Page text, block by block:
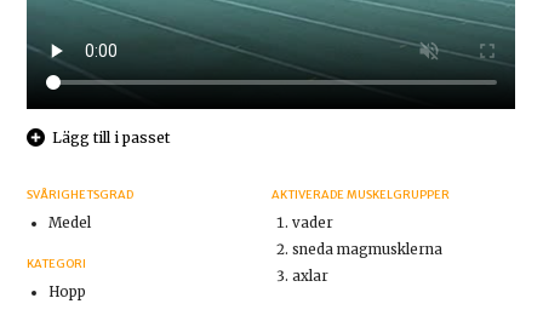
Lägg till i passet
SVÅRIGHETSGRAD
Medel
KATEGORI
Hopp
AKTIVERADE MUSKELGRUPPER
vader
sneda magmusklerna
axlar